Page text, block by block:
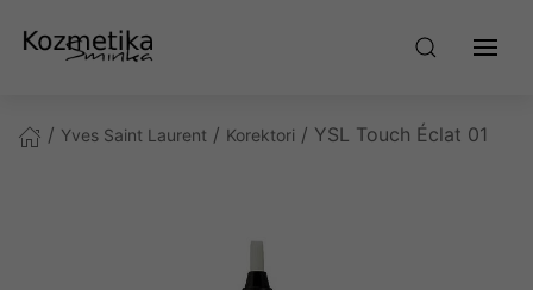
/ Yves Saint Laurent / Korektori / YSL Touch Éclat 01